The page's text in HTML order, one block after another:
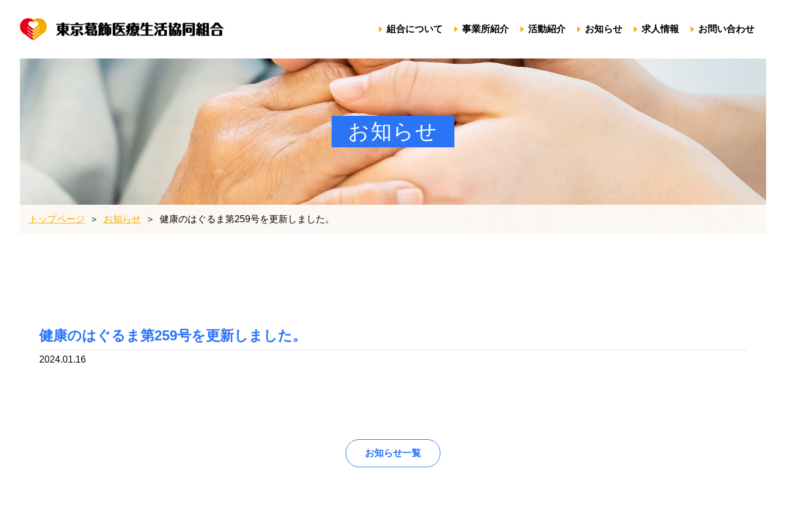
組合について 事業所紹介 活動紹介 お知らせ 求人情報 お問い合わせ
お知らせ
トップページ お知らせ 健康のはぐるま第259号を更新しました。
健康のはぐるま第259号を更新しました。
2024.01.16
お知らせ一覧